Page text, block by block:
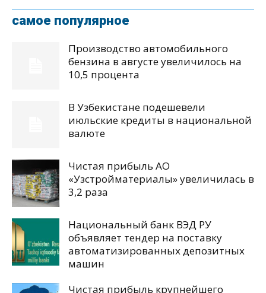
самое популярное
Производство автомобильного
бензина в августе увеличилось на
10,5 процента
В Узбекистане подешевели
июльские кредиты в национальной
валюте
Чистая прибыль АО
«Узстройматериалы» увеличилась в
3,2 раза
Национальный банк ВЭД РУ
объявляет тендер на поставку
автоматизированных депозитных
машин
Чистая прибыль крупнейшего